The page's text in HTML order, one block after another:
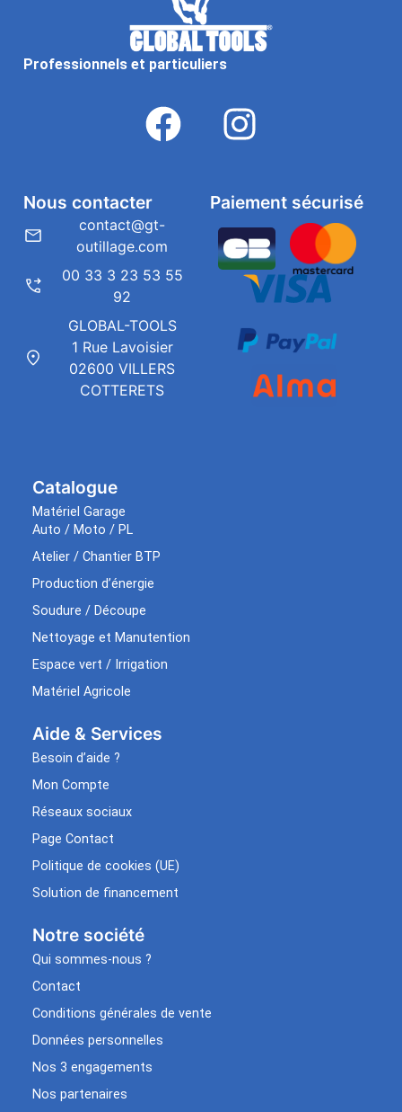
Professionnels et particuliers
Catalogue
Matériel Garage
Auto / Moto / PL
Atelier / Chantier BTP
Production d’énergie
Soudure / Découpe
Nettoyage et Manutention
Espace vert / Irrigation
Matériel Agricole
Aide & Services​
Besoin d’aide ?
Mon Compte
Réseaux sociaux
Page Contact
Politique de cookies (UE)
Solution de financement
Notre société
Qui sommes-nous ?
Contact
Conditions générales de vente
Données personnelles
Nos 3 engagements
Nos partenaires
Paiement sécurisé
Nous contacter
contact@gt-
outillage.com
00 33 3 23 53 55
92
GLOBAL-TOOLS
1 Rue Lavoisier
02600 VILLERS
COTTERETS